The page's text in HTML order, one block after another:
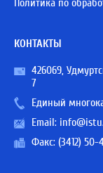
Политика по
КОНТАКТЫ
426069,
7
Единый
Email:
Факс: (3412) 50-